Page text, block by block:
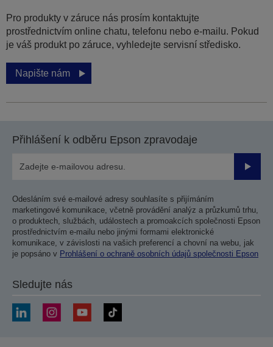
Pro produkty v záruce nás prosím kontaktujte
prostřednictvím online chatu, telefonu nebo e-mailu. Pokud
je váš produkt po záruce, vyhledejte servisní středisko.
Napište nám
Přihlášení k odběru Epson zpravodaje
Odesláním své e-mailové adresy souhlasíte s přijímáním
marketingové komunikace, včetně provádění analýz a průzkumů trhu,
o produktech, službách, událostech a promoakcích společnosti Epson
prostřednictvím e-mailu nebo jinými formami elektronické
komunikace, v závislosti na vašich preferencí a chovní na webu, jak
je popsáno v Prohlášení o ochraně osobních údajů společnosti Epson
Sledujte nás